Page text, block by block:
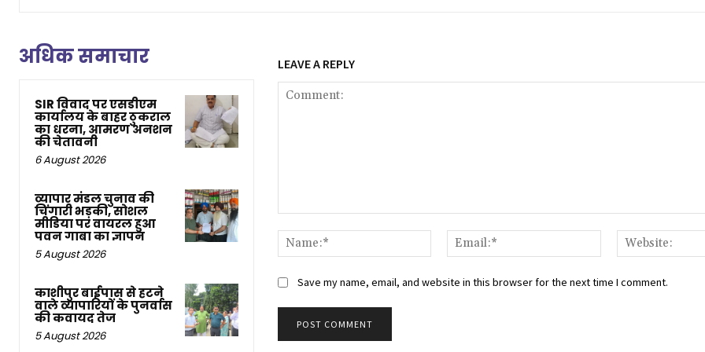
अधिक समाचार
SIR विवाद पर एसडीएम
कार्यालय के बाहर ठुकराल
का धरना, आमरण अनशन
की चेतावनी
6 August 2026
व्यापार मंडल चुनाव की
चिंगारी भड़की, सोशल
मीडिया पर वायरल हुआ
पवन गाबा का ज्ञापन
5 August 2026
काशीपुर बाईपास से हटने
वाले व्यापारियों के पुनर्वास
की कवायद तेज
5 August 2026
LEAVE A REPLY
Name:*
Email:*
Save my name, email, and website in this browser for the next time I comment.